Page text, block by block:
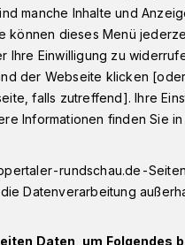
trifft am
der Wuppertaler Uni-
manche Inhalte und
können dieses Menü
Ihre Einwilligung zu
der Webseite klicken
falls zutreffend]. Ihre
Informationen finden Sie
rundschau.de-
Datenverarbeitung
Daten, um Folgendes